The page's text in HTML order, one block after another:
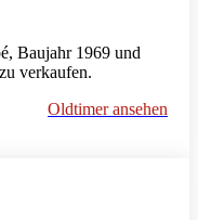
Baujahr 1969 und
verkaufen.
Oldtimer ansehen